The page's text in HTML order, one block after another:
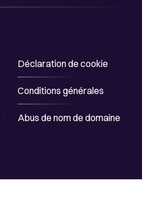
Déclaration de cookie
Conditions générales
Abus de nom de domaine